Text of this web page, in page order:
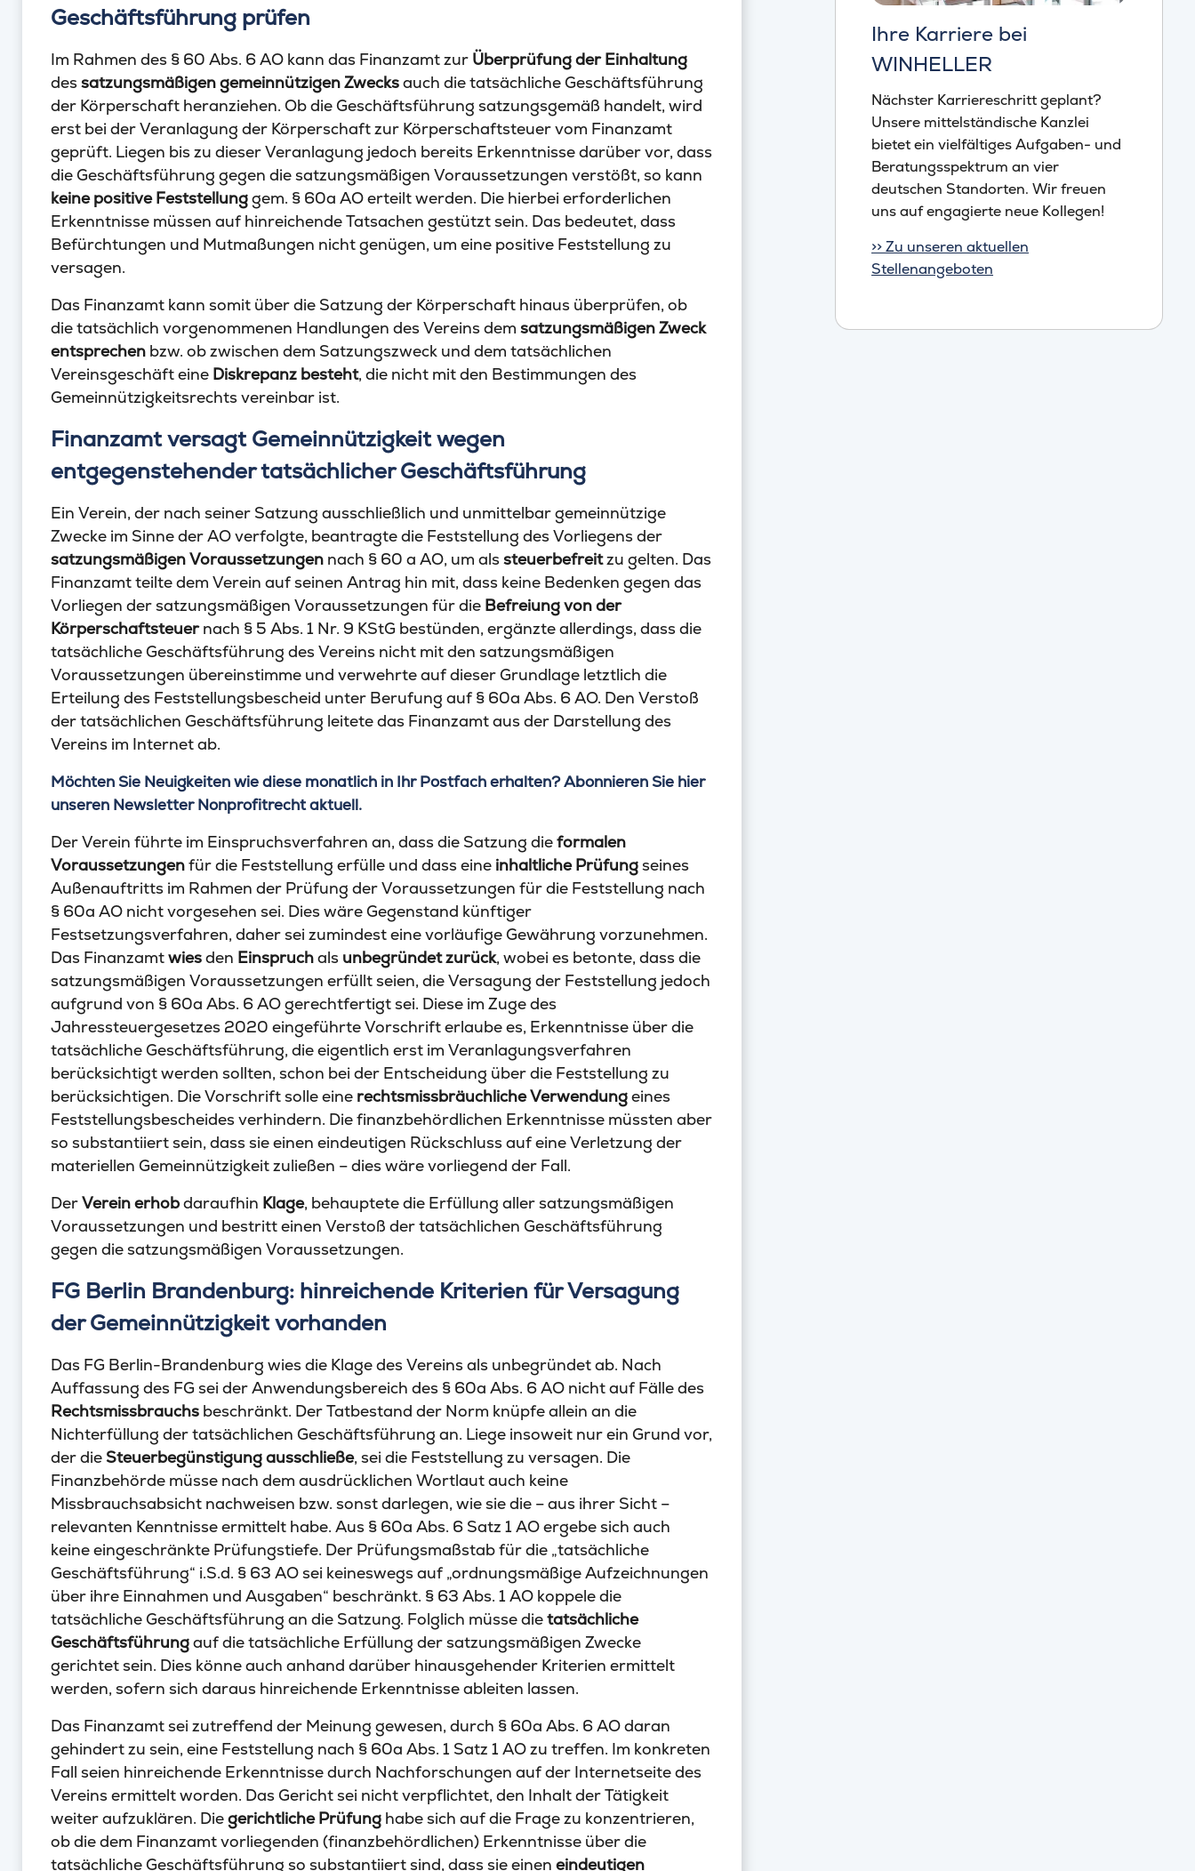
Geschäftsführung prüfen
Im Rahmen des § 60 Abs. 6 AO kann das Finanzamt zur Überprüfung der Einhaltung
dessatzungsmäßigen gemeinnützigen Zwecksauch die tatsächliche Geschäftsführung
der Körperschaft heranziehen. Ob die Geschäftsführung satzungsgemäß handelt, wird
erst bei der Veranlagung der Körperschaft zur Körperschaftsteuer vom Finanzamt
geprüft. Liegen bis zu dieser Veranlagung jedoch bereits Erkenntnisse darüber vor, dass
die Geschäftsführung gegen die satzungsmäßigen Voraussetzungen verstößt, so kann
keine positive Feststellunggem. § 60a AO erteilt werden. Die hierbei erforderlichen
Erkenntnisse müssen auf hinreichende Tatsachen gestützt sein. Das bedeutet, dass
Befürchtungen und Mutmaßungen nicht genügen, um eine positive Feststellung zu
versagen.
Das Finanzamt kann somit über die Satzung der Körperschaft hinaus überprüfen, ob
die tatsächlich vorgenommenen Handlungen des Vereins dem satzungsmäßigen Zweck
entsprechen bzw. ob zwischen dem Satzungszweck und dem tatsächlichen
Vereinsgeschäft eine Diskrepanz besteht, die nicht mit den Bestimmungen des
Gemeinnützigkeitsrechts vereinbar ist.
Finanzamt versagt Gemeinnützigkeit wegen
entgegenstehender tatsächlicher Geschäftsführung
Ein Verein, der nach seiner Satzung ausschließlich und unmittelbar gemeinnützige
Zwecke im Sinne der AO verfolgte, beantragte die Feststellung des Vorliegens der
satzungsmäßigen Voraussetzungen nach § 60 a AO, um alssteuerbefreitzu gelten. Das
Finanzamt teilte dem Verein auf seinen Antrag hin mit, dass keine Bedenken gegen das
Vorliegen der satzungsmäßigen Voraussetzungen für die Befreiung von der
Körperschaftsteuernach § 5 Abs. 1 Nr. 9 KStG bestünden, ergänzte allerdings, dass die
tatsächliche Geschäftsführung des Vereins nicht mit den satzungsmäßigen
Voraussetzungen übereinstimme und verwehrte auf dieser Grundlage letztlich die
Erteilung des Feststellungsbescheid unter Berufung auf § 60a Abs. 6 AO. Den Verstoß
der tatsächlichen Geschäftsführung leitete das Finanzamt aus der Darstellung des
Vereins im Internet ab.
Möchten Sie Neuigkeiten wie diese monatlich in Ihr Postfach erhalten? Abonnieren Sie hier
unseren Newsletter Nonprofitrecht aktuell.
Der Verein führte im Einspruchsverfahren an, dass die Satzung dieformalen
Voraussetzungenfür die Feststellung erfülle und dass eine inhaltliche Prüfungseines
Außenauftritts im Rahmen der Prüfung der Voraussetzungen für die Feststellung nach
§ 60a AO nicht vorgesehen sei. Dies wäre Gegenstand künftiger
Festsetzungsverfahren, daher sei zumindest eine vorläufige Gewährung vorzunehmen.
Das Finanzamtwiesden Einspruchals unbegründet zurück, wobei es betonte, dass die
satzungsmäßigen Voraussetzungen erfüllt seien, die Versagung der Feststellung jedoch
aufgrund von § 60a Abs. 6 AO gerechtfertigt sei. Diese im Zuge des
Jahressteuergesetzes 2020 eingeführte Vorschrift erlaube es, Erkenntnisse über die
tatsächliche Geschäftsführung, die eigentlich erst im Veranlagungsverfahren
berücksichtigt werden sollten, schon bei der Entscheidung über die Feststellung zu
berücksichtigen. Die Vorschrift solle eine rechtsmissbräuchliche Verwendungeines
Feststellungsbescheides verhindern. Die finanzbehördlichen Erkenntnisse müssten aber
so substantiiert sein, dass sie einen eindeutigen Rückschluss auf eine Verletzung der
materiellen Gemeinnützigkeit zuließen – dies wäre vorliegend der Fall.
DerVerein erhobdaraufhin Klage, behauptete die Erfüllung aller satzungsmäßigen
Voraussetzungen und bestritt einen Verstoß der tatsächlichen Geschäftsführung
gegen die satzungsmäßigen Voraussetzungen.
FG Berlin Brandenburg: hinreichende Kriterien für Versagung
der Gemeinnützigkeit vorhanden
Das FG Berlin-Brandenburg wies die Klage des Vereins als unbegründet ab. Nach
Auffassung des FG sei der Anwendungsbereich des § 60a Abs. 6 AO nicht auf Fälle des
Rechtsmissbrauchs beschränkt. Der Tatbestand der Norm knüpfe allein an die
Nichterfüllung der tatsächlichen Geschäftsführung an. Liege insoweit nur ein Grund vor,
der dieSteuerbegünstigung ausschließe, sei die Feststellung zu versagen. Die
Finanzbehörde müsse nach dem ausdrücklichen Wortlaut auch keine
Missbrauchsabsicht nachweisen bzw. sonst darlegen, wie sie die – aus ihrer Sicht –
relevanten Kenntnisse ermittelt habe. Aus § 60a Abs. 6 Satz 1 AO ergebe sich auch
keine eingeschränkte Prüfungstiefe. Der Prüfungsmaßstab für die „tatsächliche
Geschäftsführung“ i.S.d. § 63 AO sei keineswegs auf „ordnungsmäßige Aufzeichnungen
über ihre Einnahmen und Ausgaben“ beschränkt. § 63 Abs. 1 AO koppele die
tatsächliche Geschäftsführung an die Satzung. Folglich müsse dietatsächliche
Geschäftsführungauf die tatsächliche Erfüllung der satzungsmäßigen Zwecke
gerichtet sein. Dies könne auch anhand darüber hinausgehender Kriterien ermittelt
werden, sofern sich daraus hinreichende Erkenntnisse ableiten lassen.
Das Finanzamt sei zutreffend der Meinung gewesen, durch § 60a Abs. 6 AO daran
gehindert zu sein, eine Feststellung nach § 60a Abs. 1 Satz 1 AO zu treffen. Im konkreten
Fall seien hinreichende Erkenntnisse durch Nachforschungen auf der Internetseite des
Vereins ermittelt worden. Das Gericht sei nicht verpflichtet, den Inhalt der Tätigkeit
weiter aufzuklären. Diegerichtliche Prüfung habe sich auf die Frage zu konzentrieren,
ob die dem Finanzamt vorliegenden (finanzbehördlichen) Erkenntnisse über die
tatsächliche Geschäftsführung so substantiiert sind, dass sie einen eindeutigen
Ihre Karriere bei
WINHELLER
Nächster Karriereschritt geplant?
Unsere mittelständische Kanzlei
bietet ein vielfältiges Aufgaben- und
Beratungsspektrum an vier
deutschen Standorten. Wir freuen
uns auf engagierte neue Kollegen!
>> Zu unseren aktuellen
Stellenangeboten